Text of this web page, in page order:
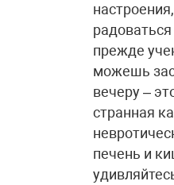
прежде
можешь
вечеру –
странная
печень и